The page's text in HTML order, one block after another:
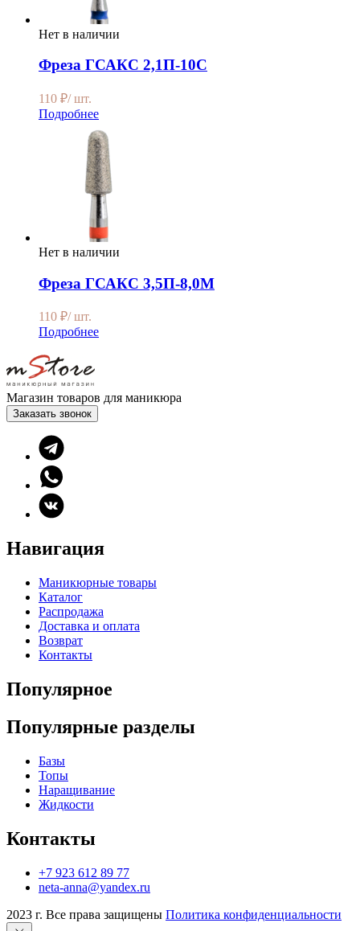
Нет в наличии
Фреза ГСАКС 2,1П-10С
110 ₽/ шт.
Подробнее
Нет в наличии
Фреза ГСАКС 3,5П-8,0М
110 ₽/ шт.
Подробнее
Магазин товаров для маникюра
Заказать звонок
Навигация
Маникюрные товары
Каталог
Распродажа
Доставка и оплата
Возврат
Контакты
Популярное
Популярные разделы
Базы
Топы
Наращивание
Жидкости
Контакты
+7 923 612 89 77
neta-anna@yandex.ru
2023 г. Все права защищены Политика конфиденциальности